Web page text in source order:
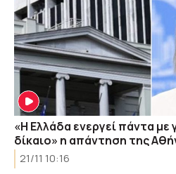
«Η Ελλάδα ενεργεί πάντα
δίκαιο» η απάντηση της
21/11 10:16